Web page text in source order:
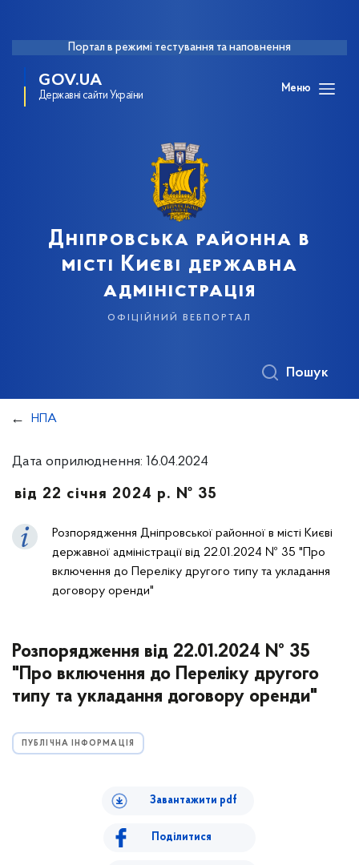
Портал в режимі тестування та наповнення
GOV.UA
Державні сайти України
Меню
Дніпровська районна в
місті Києві державна
адміністрація
офіційний вебпортал
Пошук
НПА
Дата оприлюднення: 16.04.2024
від 22 січня 2024 р. № 35
Розпорядження Дніпровської районної в місті Києві
державної адміністрації від 22.01.2024 № 35 "Про
включення до Переліку другого типу та укладання
договору оренди"
Розпорядження від 22.01.2024 № 35
"Про включення до Переліку другого
типу та укладання договору оренди"
ПУБЛІЧНА ІНФОРМАЦІЯ
Завантажити pdf
Поділитися